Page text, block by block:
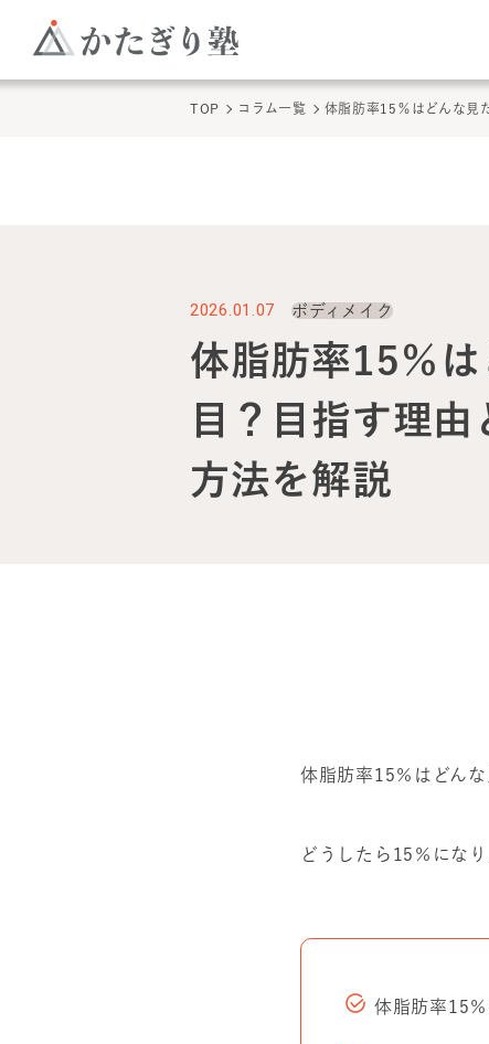
TOP コラム一覧 体脂肪率15％はどんな見
2026.01.07 ボディメイク
体脂肪率15％は
目？目指す理由
方法を解説
体脂肪率15％はどん
どうしたら15％にな
体脂肪率15